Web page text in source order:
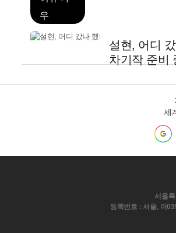
우
설현, 어디
차기작 준비
세
서울
등록번호 : 서울, 아